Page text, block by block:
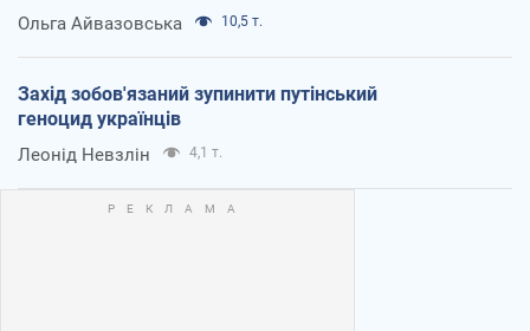
Ольга Айвазовська 10,5 т.
Захід зобов'язаний зупинити путінський
геноцид українців
Леонід Невзлін 4,1 т.